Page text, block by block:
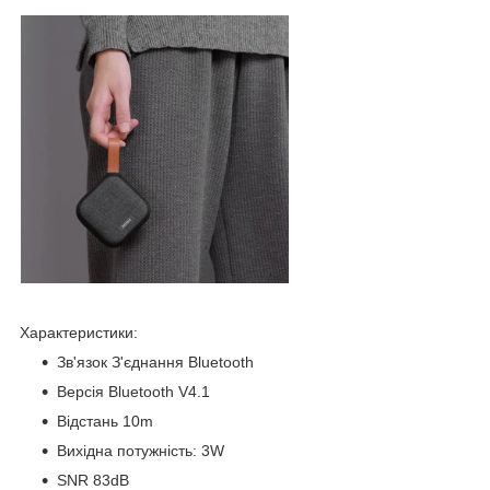
Характеристики:
Зв'язок З'єднання Bluetooth
Версія Bluetooth V4.1
Відстань 10m
Вихідна потужність: 3W
SNR 83dB